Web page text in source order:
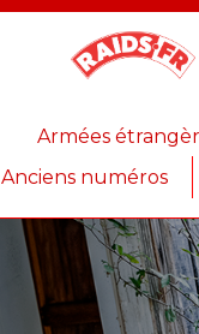
Armées
Anciens numéros